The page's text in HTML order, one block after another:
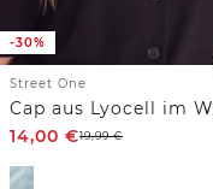
-30%
Street One
14,00 €19,99€